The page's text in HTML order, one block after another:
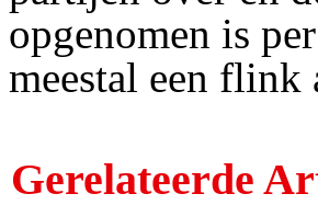
opgenomen is
meestal een flink
Gerelateerde